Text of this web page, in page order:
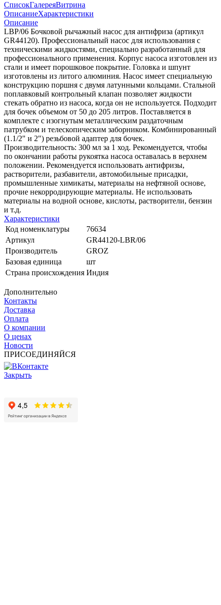
СписокГалереяВитрина
ОписаниеХарактеристики
Описание
LBP/06 Бочковой рычажный насос для антифриза (артикул
GR44120). Профессиональный насос для использования с
техническими жидкостями, специально разработанный для
профессионального применения. Корпус насоса изготовлен из
стали и имеет порошковое покрытие. Головка и шпунт
изготовлены из литого алюминия. Насос имеет специальную
конструкцию поршня с двумя латунными кольцами. Стальной
поплавковый контрольный клапан позволяет жидкости
стекать обратно из насоса, когда он не используется. Подходит
для бочек объемом от 50 до 205 литров. Поставляется в
комплекте с изогнутым металлическим раздаточным
патрубком и телескопическим заборником. Комбинированный
(1.1/2" и 2") резьбовой адаптер для бочек.
Производительность: 300 мл за 1 ход. Рекомендуется, чтобы
по окончании работы рукоятка насоса оставалась в верхнем
положении. Рекомендуется использовать антифризы,
растворители, разбавители, автомобильные присадки,
промышленные химикаты, материалы на нефтяной основе,
прочие некорродирующие материалы. Не использовать
материалы на водной основе, кислоты, растворители, бензин
и т.д.
Характеристики
Код номенклатуры
76634
Артикул
GR44120-LBR/06
Производитель
GROZ
Базовая единица
шт
Страна происхождения Индия
Дополнительно
Контакты
Доставка
Оплата
О компании
О ценах
Новости
ПРИСОЕДИНЯЙСЯ
Закрыть